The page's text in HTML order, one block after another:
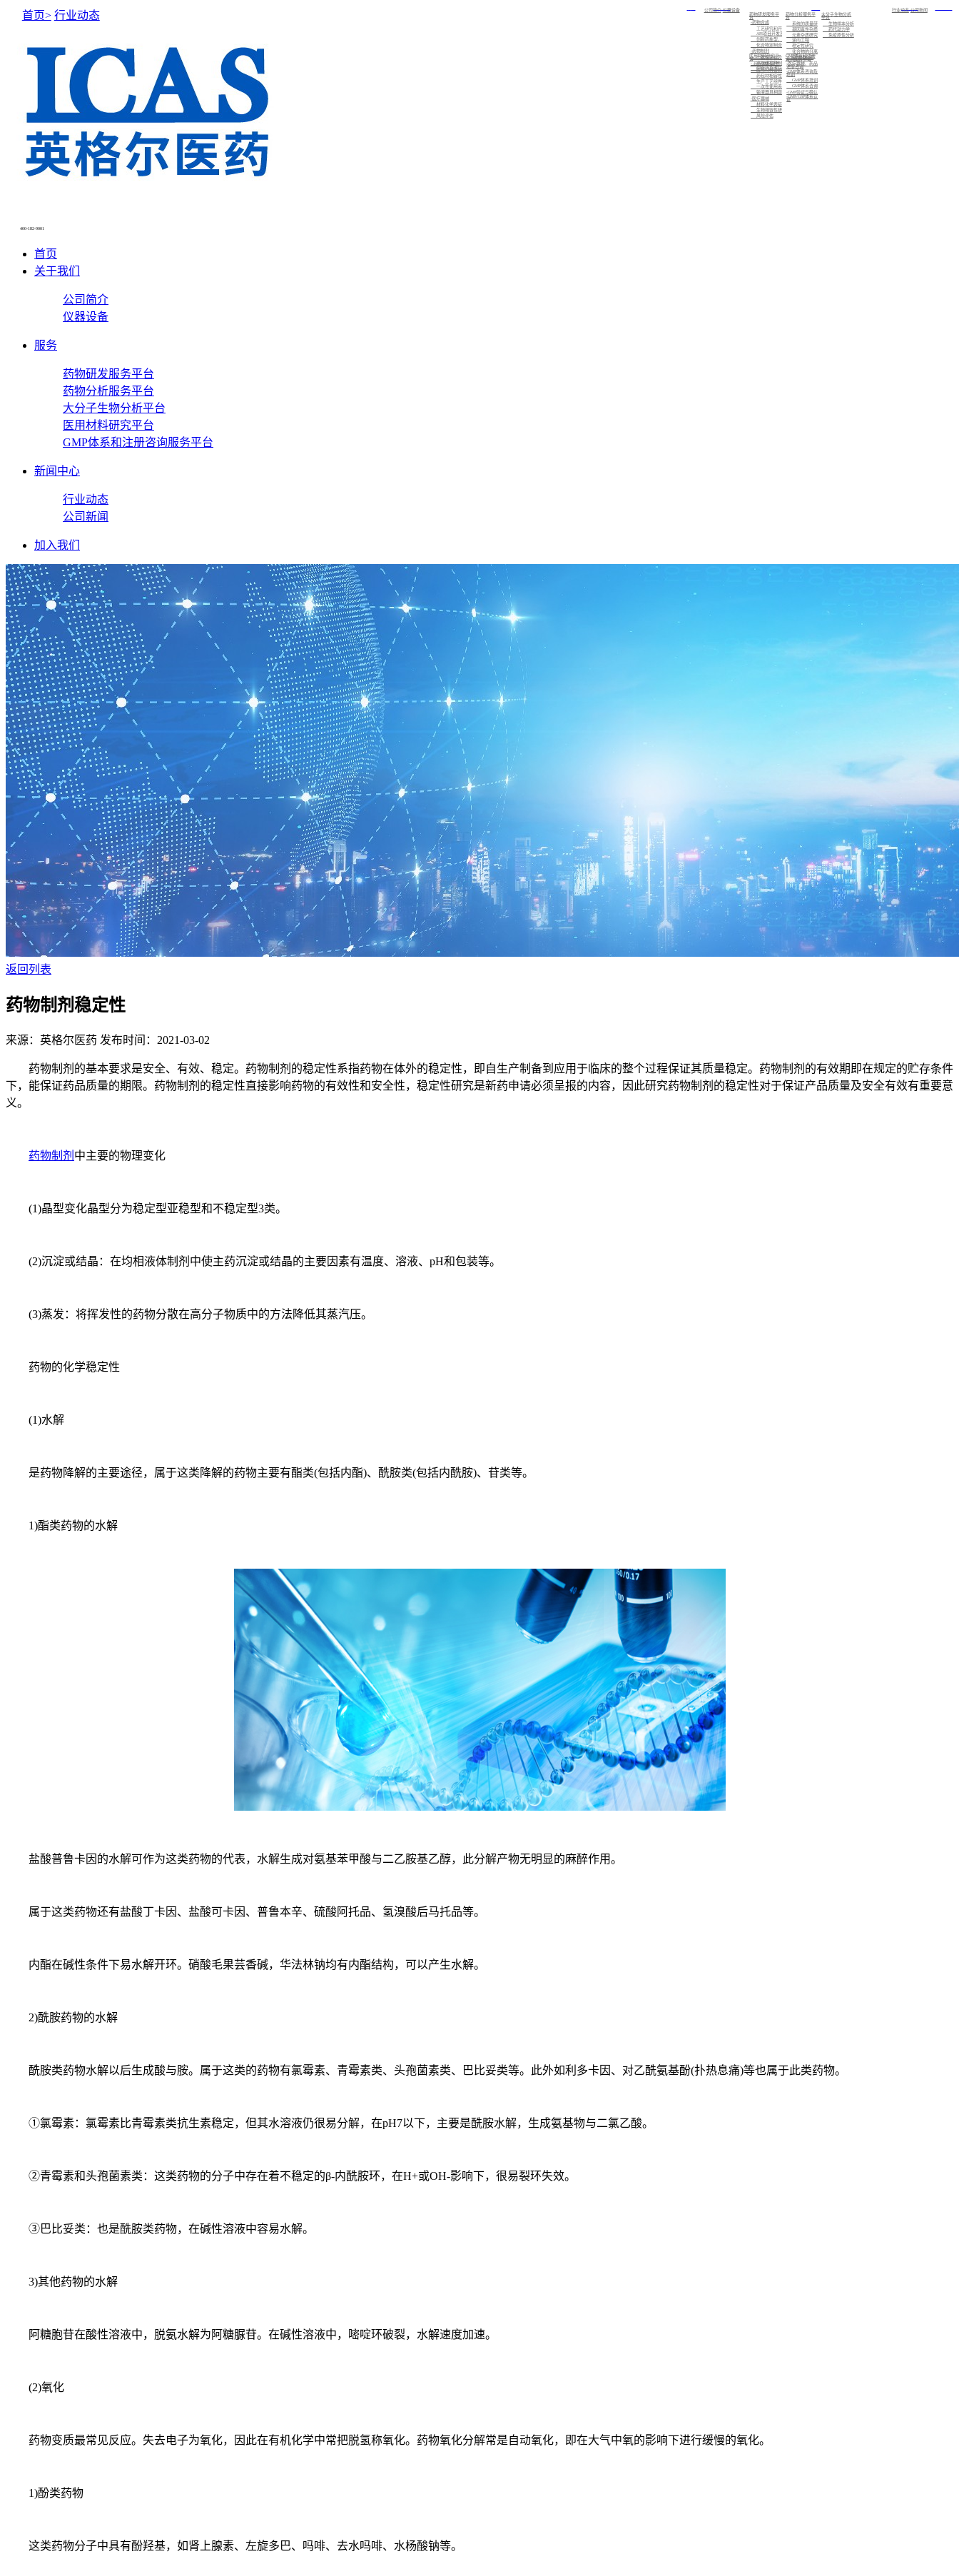
关于我们
公司简介 仪器设备
药物研发服务平
台
-药物合成
工艺研究和开发
API项目开发及注册备案
创新药盐型、晶型筛选及CMC业务
化合物定制合成
-药物制剂
一致性评价及仿制药的制剂开发
高端缓控释制剂开发
创新药及改良型新药的制剂开发
药物分析服务平
台
系统的质量研究
基因毒性杂质研究
元素杂质研究
逆向工程
稳定性研究
化合物的分离制备，已知化合物的结构确证，未知化合物的结构解析与鉴定
标准化检测
大分子生物分析
平台
生物样本分析
药代动力学
免疫原性分析
医用材料研究平
台
- 药包材相容性
医用材料密封性研究
药包材相容性研究
生产工艺组件相容性研究
一次性使用系统相容性研究
输液器具相容性研究
-医疗器械
材料化学表征
生物相容性研究
风险评估
GMP体系和注册
咨询服务平台
-医疗器械、药品
注册咨询
-GMP体系咨询及
培训
GMP体系培训
GMP体系咨询
-GMP验证与确认
-GMP/GSP体系认
证
新闻中心
行业动态 公司新闻
400-182-9001
首页
关于我们
公司简介
仪器设备
服务
药物研发服务平台
药物分析服务平台
大分子生物分析平台
医用材料研究平台
GMP体系和注册咨询服务平台
新闻中心
行业动态
公司新闻
加入我们
首页> 行业动态
返回列表
药物制剂稳定性
来源：英格尔医药 发布时间：2021-03-02
药物制剂的基本要求是安全、有效、稳定。药物制剂的稳定性系指药物在体外的稳定性，即自生产制备到应用于临床的整个过程保证其质量稳定。药物制剂的有效期即在规定的贮存条件
下，能保证药品质量的期限。药物制剂的稳定性直接影响药物的有效性和安全性，稳定性研究是新药申请必须呈报的内容，因此研究药物制剂的稳定性对于保证产品质量及安全有效有重要意
义。
药物制剂 中主要的物理变化
(1)晶型变化晶型分为稳定型亚稳型和不稳定型3类。
(2)沉淀或结晶：在均相液体制剂中使主药沉淀或结晶的主要因素有温度、溶液、pH和包装等。
(3)蒸发：将挥发性的药物分散在高分子物质中的方法降低其蒸汽压。
药物的化学稳定性
(1)水解
是药物降解的主要途径，属于这类降解的药物主要有酯类(包括内酯)、酰胺类(包括内酰胺)、苷类等。
1)酯类药物的水解
盐酸普鲁卡因的水解可作为这类药物的代表，水解生成对氨基苯甲酸与二乙胺基乙醇，此分解产物无明显的麻醉作用。
属于这类药物还有盐酸丁卡因、盐酸可卡因、普鲁本辛、硫酸阿托品、氢溴酸后马托品等。
内酯在碱性条件下易水解开环。硝酸毛果芸香碱，华法林钠均有内酯结构，可以产生水解。
2)酰胺药物的水解
酰胺类药物水解以后生成酸与胺。属于这类的药物有氯霉素、青霉素类、头孢菌素类、巴比妥类等。此外如利多卡因、对乙酰氨基酚(扑热息痛)等也属于此类药物。
①氯霉素：氯霉素比青霉素类抗生素稳定，但其水溶液仍很易分解，在pH7以下，主要是酰胺水解，生成氨基物与二氯乙酸。
②青霉素和头孢菌素类：这类药物的分子中存在着不稳定的β-内酰胺环，在H+或OH-影响下，很易裂环失效。
③巴比妥类：也是酰胺类药物，在碱性溶液中容易水解。
3)其他药物的水解
阿糖胞苷在酸性溶液中，脱氨水解为阿糖脲苷。在碱性溶液中，嘧啶环破裂，水解速度加速。
(2)氧化
药物变质最常见反应。失去电子为氧化，因此在有机化学中常把脱氢称氧化。药物氧化分解常是自动氧化，即在大气中氧的影响下进行缓慢的氧化。
1)酚类药物
这类药物分子中具有酚羟基，如肾上腺素、左旋多巴、吗啡、去水吗啡、水杨酸钠等。